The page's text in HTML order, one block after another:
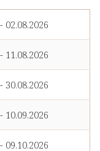
02.08.2026
11.08.2026
30.08.2026
10.09.2026
09.10.2026